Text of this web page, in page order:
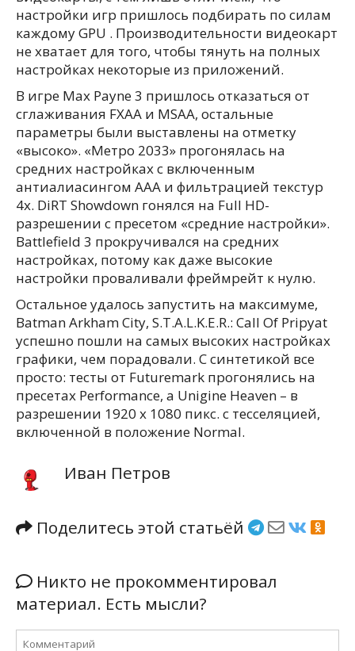
настройки игр пришлось подбирать по силам
каждому GPU . Производительности видеокарт
не хватает для того, чтобы тянуть на полных
настройках некоторые из приложений.
В игре Max Payne 3 пришлось отказаться от
сглаживания FXAA и MSAA, остальные
параметры были выставлены на отметку
«высоко». «Метро 2033» прогонялась на
средних настройках с включенным
антиалиасингом ААА и фильтрацией текстур
4х. DiRT Showdown гонялся на Full HD-
разрешении с пресетом «средние настройки».
Battlefield 3 прокручивался на средних
настройках, потому как даже высокие
настройки проваливали фреймрейт к нулю.
Остальное удалось запустить на максимуме,
Batman Arkham City, S.T.A.L.K.E.R.: Call Of Pripyat
успешно пошли на самых высоких настройках
графики, чем порадовали. С синтетикой все
просто: тесты от Futuremark прогонялись на
пресетах Performance, а Unigine Heaven – в
разрешении 1920 х 1080 пикс. с тесселяцией,
включенной в положение Normal.
Иван Петров
Поделитесь этой статьёй
Никто не прокомментировал
материал. Есть мысли?